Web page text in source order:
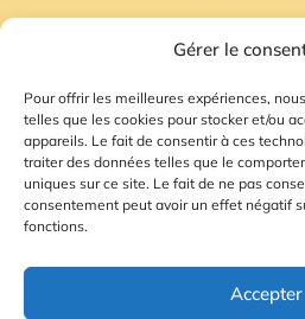
Gérer le
Pour offrir les meilleures expériences,
telles que les cookies pour stocker et/ou
appareils. Le fait de consentir à ces
traiter des données telles que le
uniques sur ce site. Le fait de ne pas
consentement peut avoir un effet négatif
fonctions.
Accepter
Mentions Légales
Gestion des